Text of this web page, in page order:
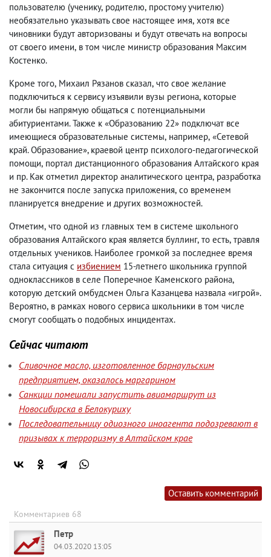
пользователю (ученику, родителю, простому учителю)
необязательно указывать свое настоящее имя, хотя все
чиновники будут авторизованы и будут отвечать на вопросы
от своего имени, в том числе министр образования Максим
Костенко.
Кроме того, Михаил Рязанов сказал, что свое желание
подключиться к сервису изъявили вузы региона, которые
могли бы напрямую общаться с потенциальными
абитуриентами. Также к «Образованию 22» подключат все
имеющиеся образовательные системы, например, «Сетевой
край. Образование», краевой центр психолого-педагогической
помощи, портал дистанционного образования Алтайского края
и пр. Как отметил директор аналитического центра, разработка
не закончится после запуска приложения, со временем
планируется внедрение и других возможностей.
Отметим, что одной из главных тем в системе школьного
образования Алтайского края является буллинг, то есть, травля
отдельных учеников. Наиболее громкой за последнее время
стала ситуация с избиением 15-летнего школьника группой
одноклассников в селе Поперечное Каменского района,
которую детский омбудсмен Ольга Казанцева назвала «игрой».
Вероятно, в рамках нового сервиса школьники в том числе
смогут сообщать о подобных инцидентах.
Сейчас читают
Сливочное масло, изготовленное барнаульским
предприятием, оказалось маргарином
Санкции помешали запустить авиамаршрут из
Новосибирска в Белокуриху
Последовательницу одиозного иноагента подозревают в
призывах к терроризму в Алтайском крае
Оставить комментарий
Комментариев 68
Петр
04.03.2020 13:05